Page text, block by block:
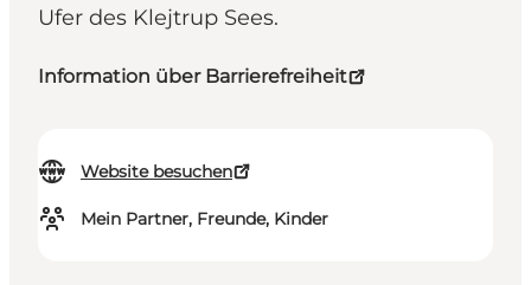
Ufer des Klejtrup Sees.
Information über Barrierefreiheit
Website besuchen
Mein Partner, Freunde, Kinder